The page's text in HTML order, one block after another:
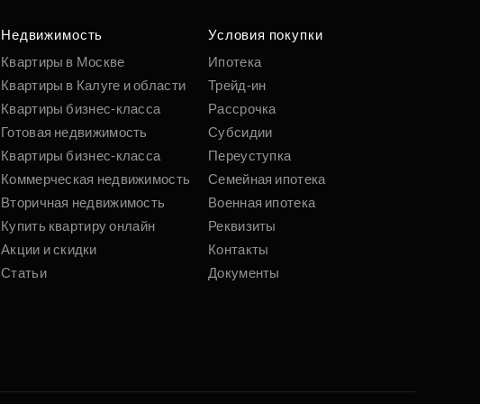
вам параметрам
Подобрать
Недвижимость
Квартиры в Москве
Квартиры в Калуге и области
Квартиры бизнес-класса
Готовая недвижимость
Квартиры бизнес-класса
Коммерческая недвижимость
Вторичная недвижимость
Купить квартиру онлайн
Акции и скидки
Статьи
Условия покупки
Ипотека
Трейд-ин
Рассрочка
Субсидии
Переуступка
Семейная ипотека
Военная ипотека
Реквизиты
Контакты
Документы